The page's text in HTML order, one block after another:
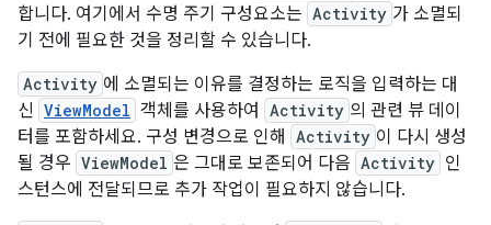
합니다. 여기에서 수명 주기 구성요소는 Activity 가 소멸되
기 전에 필요한 것을 정리할 수 있습니다.
Activity 에 소멸되는 이유를 결정하는 로직을 입력하는 대
신 ViewModel 객체를 사용하여 Activity 의 관련 뷰 데이
터를 포함하세요. 구성 변경으로 인해
Activity 이 다시 생성
될 경우 ViewModel 은 그대로 보존되어 다음 Activity 인
스턴스에 전달되므로 추가 작업이 필요하지 않습니다.